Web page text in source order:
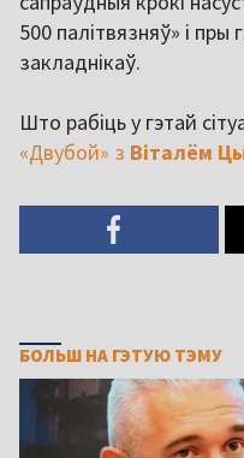
500 палітвязняў» і
закладнікаў.
Што рабіць у гэтай
«Двубой» з Віталём
БОЛЬШ НА ГЭТУЮ ТЭМУ